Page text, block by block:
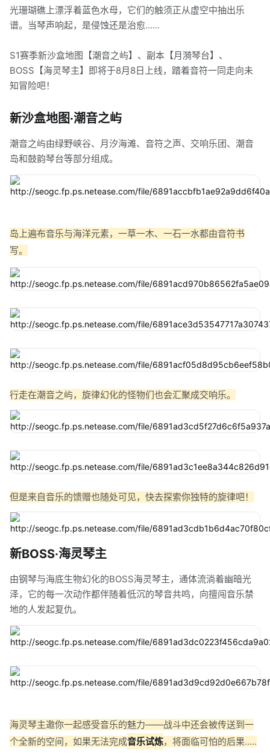
光珊瑚礁上漂浮着蓝色水母，它们的触须正从虚空中抽出乐
谱。当琴声响起，是侵蚀还是治愈......
S1赛季新沙盒地图【潮音之屿】、副本【月漪琴台】、
BOSS【海灵琴主】即将于8月8日上线，踏着音符一同走向未
知冒险吧！
新沙盒地图·潮音之屿
潮音之屿由绿野峡谷、月汐海滩、音符之声、交响乐团、潮音
岛和鼓韵琴台等部分组成。
岛上遍布音乐与海洋元素，一草一木、一石一水都由音符书
写。
行走在潮音之屿，旋律幻化的怪物们也会汇聚成交响乐。
但是来自音乐的馈赠也随处可见，快去探索你独特的旋律吧！
新BOSS·海灵琴主
由钢琴与海底生物幻化的BOSS海灵琴主，通体流淌着幽暗光
泽，它的每一次动作都伴随着低沉的琴音共鸣，向擅闯音乐禁
地的人发起复仇。
海灵琴主邀你一起感受音乐的魅力——战斗中还会被传送到一
个全新的空间，如果无法完成音乐试炼，将面临可怕的后果.....